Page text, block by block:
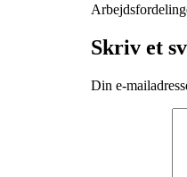
Skriv et
Din e-